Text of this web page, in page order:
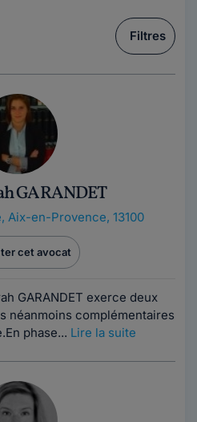
Filtres
GARANDET
, Aix-en-Provence, 13100
cet avocat
GARANDET exerce deux
néanmoins complémentaires
phase... Lire la suite